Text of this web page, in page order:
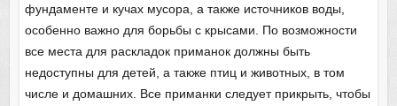
фундаменте и кучах мусора, а также источников воды,
особенно важно для борьбы с крысами. По возможности
все места для раскладок приманок должны быть
недоступны для детей, а также птиц и животных, в том
числе и домашних. Все приманки следует прикрыть, чтобы